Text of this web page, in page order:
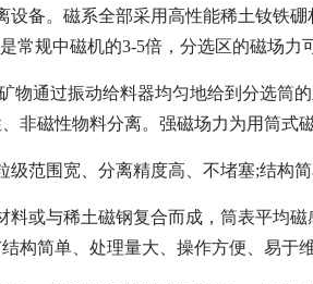
设备。磁系全部采用高性能稀土钕铁
常规中磁机的3-5倍，分选区的磁场力
物通过振动给料器均匀地给到分选筒
非磁性物料分离。强磁场力为用筒式
范围宽、分离精度高、不堵塞;结构
或与稀土磁钢复合而成，筒表平均
构简单、处理量大、操作方便、易于维